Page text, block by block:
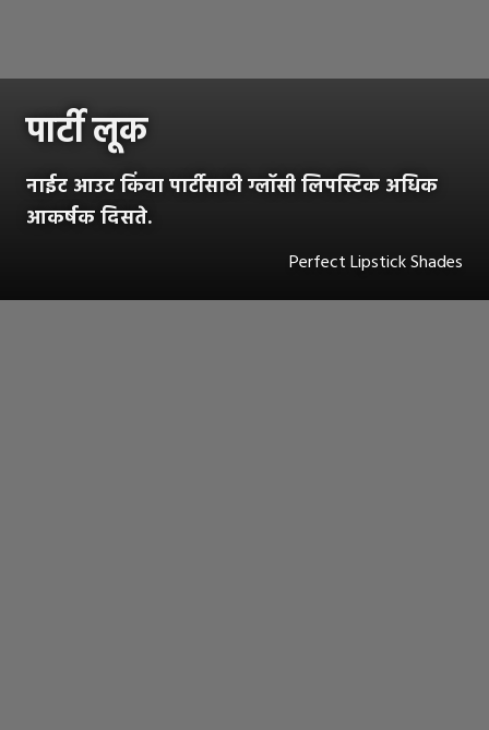
पार्टी लूक
नाईट आउट किंवा पार्टीसाठी ग्लॉसी लिपस्टिक अधिक
आकर्षक दिसते.
Perfect Lipstick Shades